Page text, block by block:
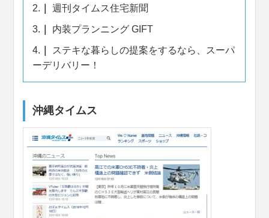
2. 週刊タイムス住宅新聞
3. 内装プランニング GIFT
4.
ステキな暮らしの提案をするなら、スーパ
ーデリバリー！
沖縄タイムス